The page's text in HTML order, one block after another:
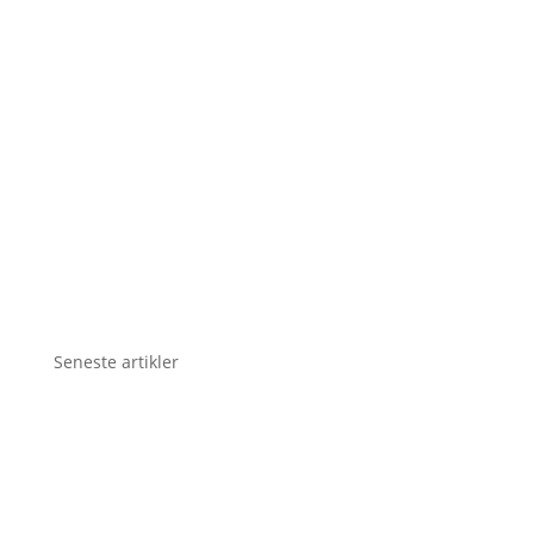
Seneste artikler